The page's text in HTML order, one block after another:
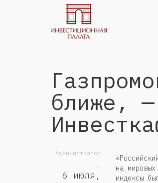
ближе,
Администратор
,
6 июля,
на
индексы